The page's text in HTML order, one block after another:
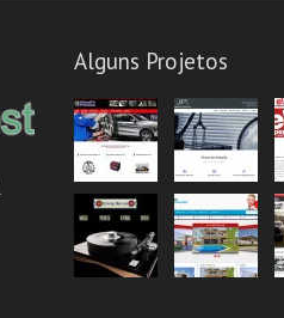
Alguns Projetos